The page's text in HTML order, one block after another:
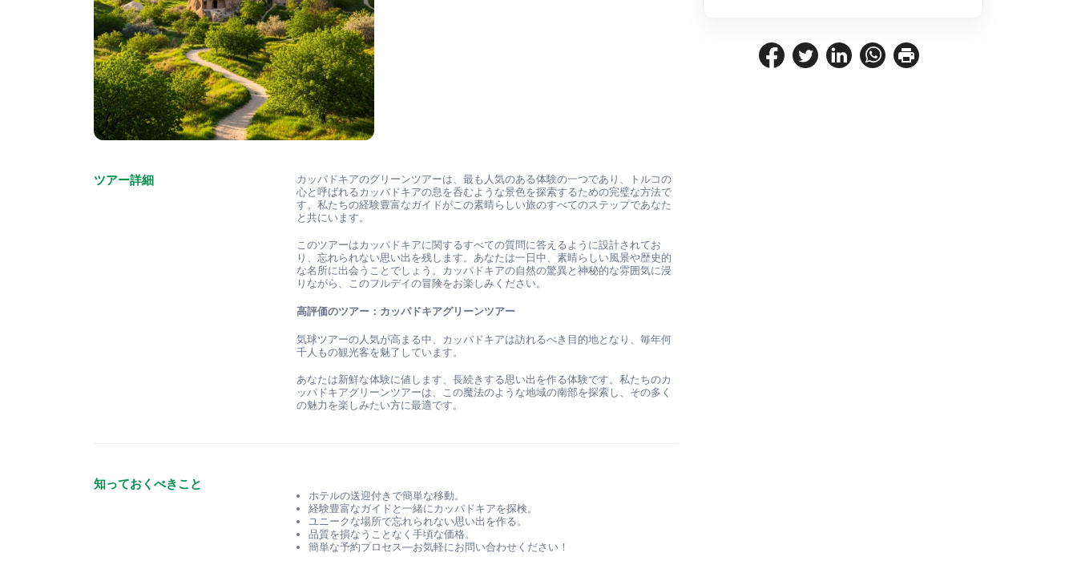
ツアー詳細
カッパドキアのグリーンツアーは、最も人気のある体験の一つであり、トルコの
心と呼ばれるカッパドキアの息を呑むような景色を探索するための完璧な方法で
す。私たちの経験豊富なガイドがこの素晴らしい旅のすべてのステップであなた
と共にいます。
このツアーはカッパドキアに関するすべての質問に答えるように設計されてお
り、忘れられない思い出を残します。あなたは一日中、素晴らしい風景や歴史的
な名所に出会うことでしょう。カッパドキアの自然の驚異と神秘的な雰囲気に浸
りながら、このフルデイの冒険をお楽しみください。
高評価のツアー：カッパドキアグリーンツアー
気球ツアーの人気が高まる中、カッパドキアは訪れるべき目的地となり、毎年何
千人もの観光客を魅了しています。
あなたは新鮮な体験に値します、長続きする思い出を作る体験です。私たちのカ
ッパドキアグリーンツアーは、この魔法のような地域の南部を探索し、その多く
の魅力を楽しみたい方に最適です。
知っておくべきこと
ホテルの送迎付きで簡単な移動。
経験豊富なガイドと一緒にカッパドキアを探検。
ユニークな場所で忘れられない思い出を作る。
品質を損なうことなく手頃な価格。
簡単な予約プロセス—お気軽にお問い合わせください！